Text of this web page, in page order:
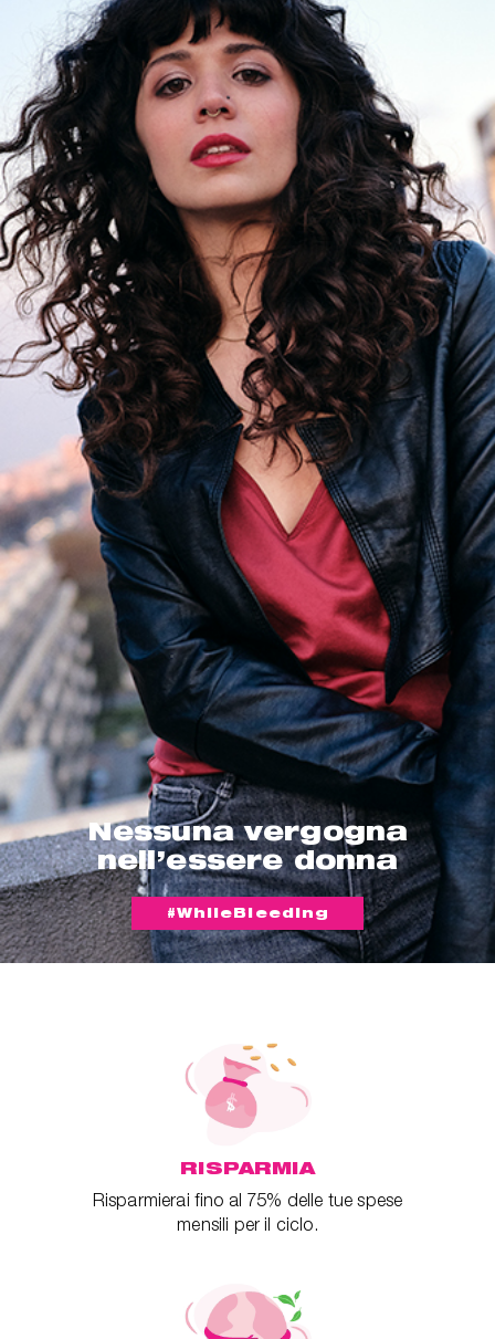
Nessuna vergogna
nell’essere donna
#WhileBleeding
RISPARMIA
Risparmierai fino al 75% delle tue spese
mensili per il ciclo.